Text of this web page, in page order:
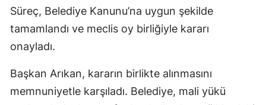
Süreç, Belediye Kanunu’na uygun şekilde
tamamlandı ve meclis oy birliğiyle kararı
onayladı.
Başkan Arıkan, kararın birlikte alınmasını
memnuniyetle karşıladı. Belediye, mali yükü